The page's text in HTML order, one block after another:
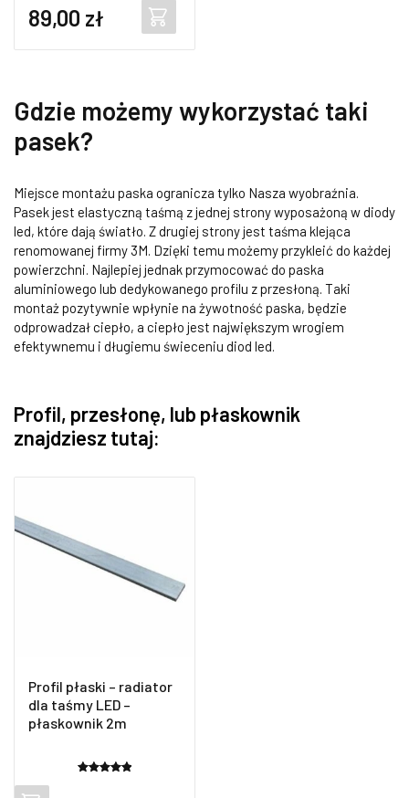
89,00 zł
Gdzie możemy wykorzystać taki
pasek?
Miejsce montażu paska ogranicza tylko Nasza wyobraźnia.
Pasek jest elastyczną taśmą z jednej strony wyposażoną w diody
led, które dają światło. Z drugiej strony jest taśma klejąca
renomowanej firmy 3M. Dzięki temu możemy przykleić do każdej
powierzchni. Najlepiej jednak przymocować do paska
aluminiowego lub dedykowanego profilu z przesłoną. Taki
montaż pozytywnie wpłynie na żywotność paska, będzie
odprowadzał ciepło, a ciepło jest największym wrogiem
efektywnemu i długiemu świeceniu diod led.
Profil, przesłonę, lub płaskownik
znajdziesz tutaj:
Profil płaski – radiator
dla taśmy LED –
płaskownik 2m